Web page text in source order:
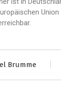
Brumme